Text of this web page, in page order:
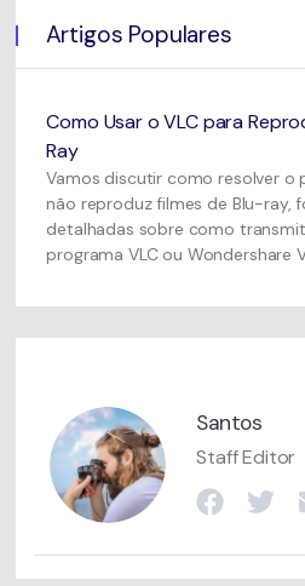
Artigos Populares
Como Usar o VLC para
Ray
Vamos discutir como resolver o
não reproduz filmes de Blu-ray,
detalhadas sobre como
programa VLC ou Wondershare
Santos
Staff Editor